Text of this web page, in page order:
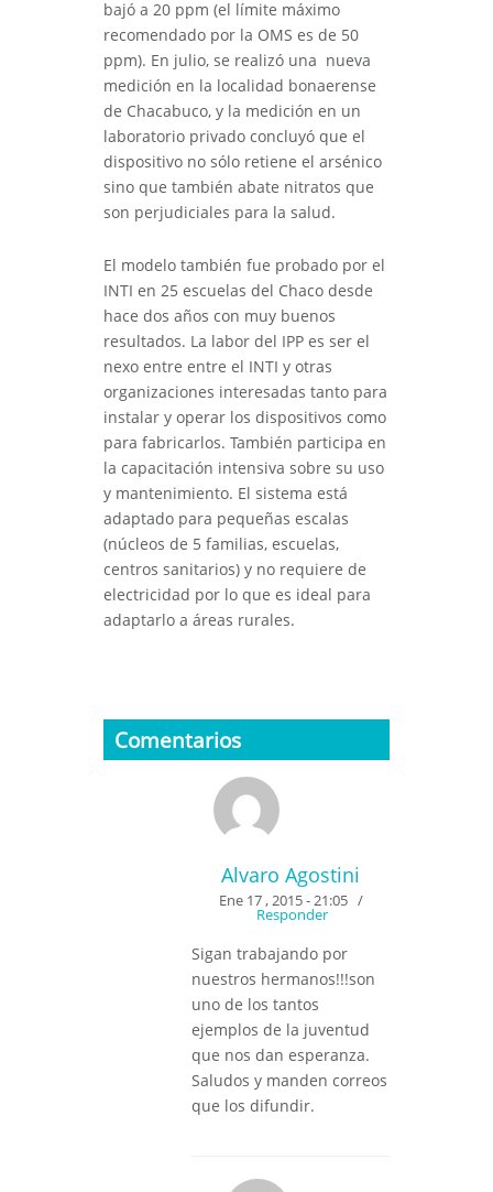
bajó a 20 ppm (el límite máximo
recomendado por la OMS es de 50
ppm). En julio, se realizó una nueva
medición en la localidad bonaerense
de Chacabuco, y la medición en un
laboratorio privado concluyó que el
dispositivo no sólo retiene el arsénico
sino que también abate nitratos que
son perjudiciales para la salud.
El modelo también fue probado por el
INTI en 25 escuelas del Chaco desde
hace dos años con muy buenos
resultados. La labor del IPP es ser el
nexo entre entre el INTI y otras
organizaciones interesadas tanto para
instalar y operar los dispositivos como
para fabricarlos. También participa en
la capacitación intensiva sobre su uso
y mantenimiento. El sistema está
adaptado para pequeñas escalas
(núcleos de 5 familias, escuelas,
centros sanitarios) y no requiere de
electricidad por lo que es ideal para
adaptarlo a áreas rurales.
Comentarios
Alvaro Agostini
Ene 17 , 2015 - 21:05 /
Responder
Sigan trabajando por
nuestros hermanos!!!son
uno de los tantos
ejemplos de la juventud
que nos dan esperanza.
Saludos y manden correos
que los difundir.